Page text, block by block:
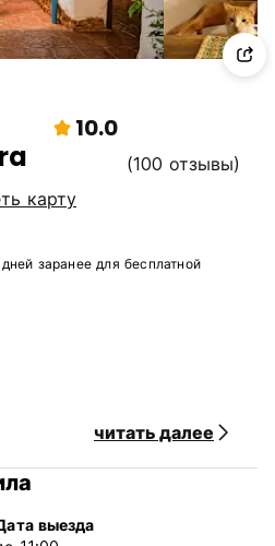
10.0
(100 отзывы)
карту
заранее для бесплатной
читать далее
выезда